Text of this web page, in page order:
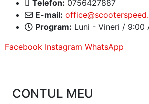
Telefon: 0756427887
E-mail:
Program: Luni - Vineri / 9:00
Facebook Instagram WhatsApp
CONTUL MEU